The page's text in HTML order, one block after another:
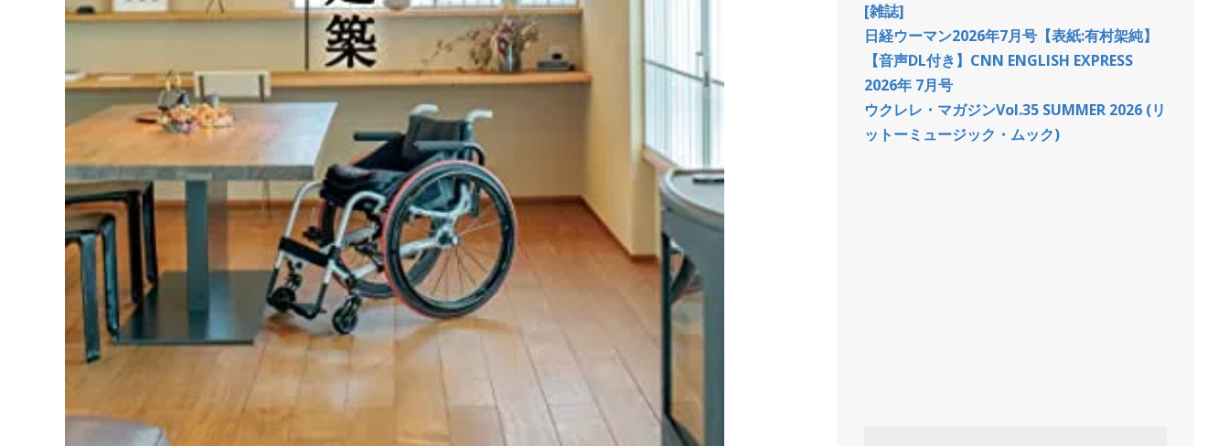
[雑誌]
日経ウーマン2026年7月号【表紙:有村架純】
【音声DL付き】CNN ENGLISH EXPRESS
2026年 7月号
ウクレレ・マガジンVol.35 SUMMER 2026 (リ
ットーミュージック・ムック)